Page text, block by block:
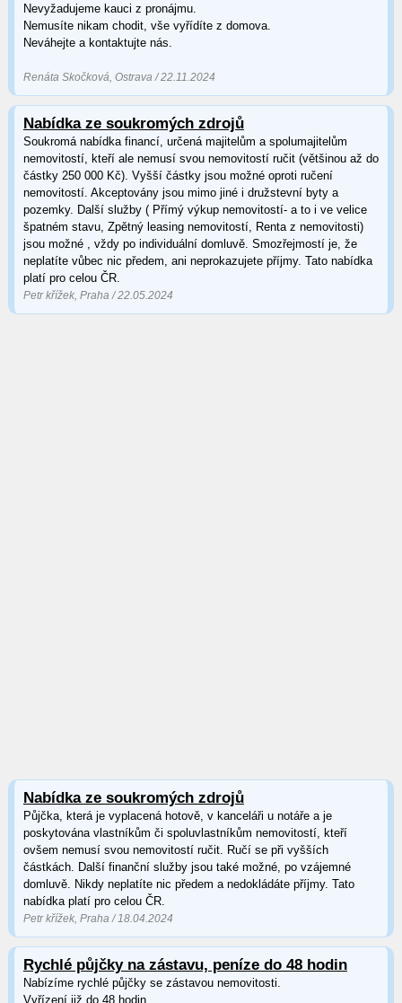
Nevyžadujeme kauci z pronájmu.
Nemusíte nikam chodit, vše vyřídíte z domova.
Neváhejte a kontaktujte nás.
Renáta Skočková, Ostrava / 22.11.2024
Nabídka ze soukromých zdrojů
Soukromá nabídka financí, určená majitelům a spolumajitelům
nemovitostí, kteří ale nemusí svou nemovitostí ručit (většinou až do
částky 250 000 Kč). Vyšší částky jsou možné oproti ručení
nemovitostí. Akceptovány jsou mimo jiné i družstevní byty a
pozemky. Další služby ( Přímý výkup nemovitostí- a to i ve velice
špatném stavu, Zpětný leasing nemovitostí, Renta z nemovitosti)
jsou možné , vždy po individuální domluvě. Smozřejmostí je, že
neplatíte vůbec nic předem, ani neprokazujete příjmy. Tato nabídka
platí pro celou ČR.
Petr křížek, Praha / 22.05.2024
Nabídka ze soukromých zdrojů
Půjčka, která je vyplacená hotově, v kanceláři u notáře a je
poskytována vlastníkům či spoluvlastníkům nemovitostí, kteří
ovšem nemusí svou nemovitostí ručit. Ručí se při vyšších
částkách. Další finanční služby jsou také možné, po vzájemné
domluvě. Nikdy neplatíte nic předem a nedokládáte příjmy. Tato
nabídka platí pro celou ČR.
Petr křížek, Praha / 18.04.2024
Rychlé půjčky na zástavu, peníze do 48 hodin
Nabízíme rychlé půjčky se zástavou nemovitosti.
Vyřízení již do 48 hodin.